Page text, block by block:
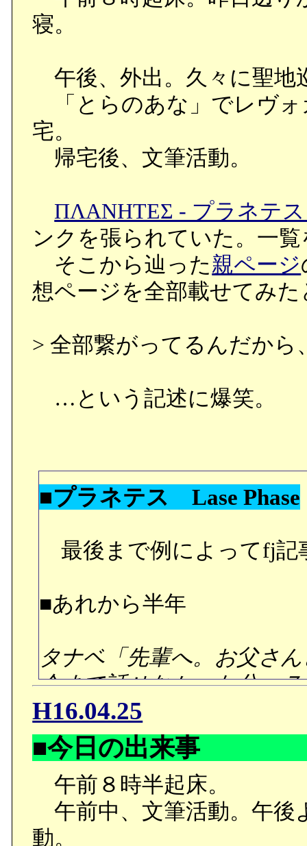
寝。
午後、外出。久々に聖地
「とらのあな」でレヴォ
宅。
帰宅後、文筆活動。
ΠΛΑΝΗΤΕΣ - プラネテ
ンクを張られていた。一
そこから辿った親ページ
想ページを全部載せてみ
> 全部繋がってるんだから
…という記述に爆笑。
■プラネテス Lase Phase
最後まで例によってfj記
■あれから半年
タナベ「先輩へ。お父さ
今まで話せなかった分、
い。私の方は、相変わら
その甲斐あってか、回復
ってるって褒めて貰いま
る件も、この調子なら、
H16.04.25
■今日の出来事
午前８時半起床。
午前中、文筆活動。午後
動。